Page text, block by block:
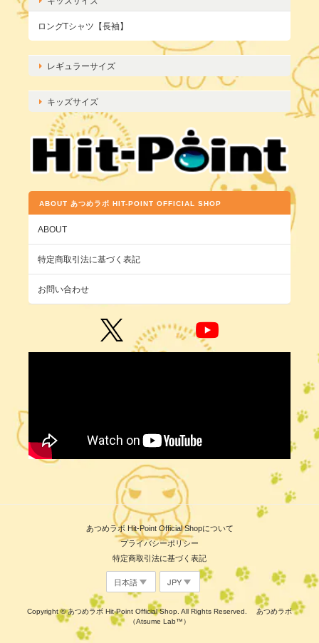
ロングTシャツ【長袖】
レギュラーサイズ
キッズサイズ
ABOUT あつめラボ HIT-POINT OFFICIAL SHOP
ABOUT
特定商取引法に基づく表記
お問い合わせ
あつめラボ Hit-Point Official Shopについて
プライバシーポリシー
特定商取引法に基づく表記
Copyright © あつめラボ Hit-Point Official Shop. All Rights Reserved. あつめラボ
（Atsume Lab™）